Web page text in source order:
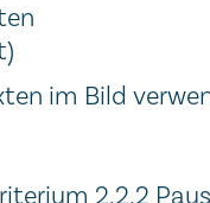
im Bild
2.2.2